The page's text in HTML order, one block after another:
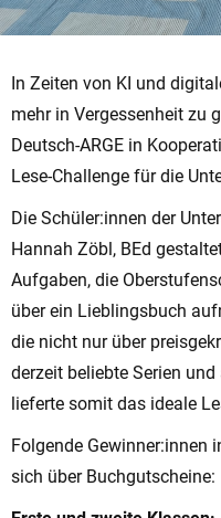
In Zeiten von KI und
mehr in Vergessenheit zu
Deutsch-ARGE in
Lese-Challenge für die
Die Schüler:innen der
Hannah Zöbl, BEd
Aufgaben, die
über ein Lieblingsbuch
die nicht nur über
derzeit beliebte Serien
lieferte somit das ideale
Folgende Gewinner:innen
sich über Buchgutscheine: